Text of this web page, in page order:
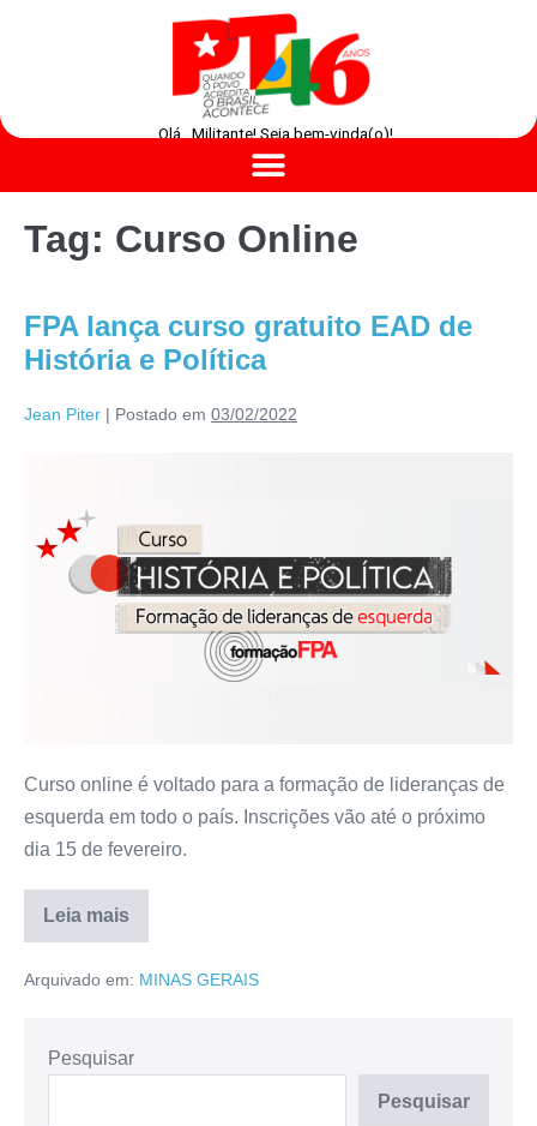
Olá , Militante! Seja bem-vinda(o)!
Tag: Curso Online
FPA lança curso gratuito EAD de
História e Política
Jean Piter | Postado em 03/02/2022
Curso online é voltado para a formação de lideranças de
esquerda em todo o país. Inscrições vão até o próximo
dia 15 de fevereiro.
Leia mais
Arquivado em: MINAS GERAIS
Pesquisar
Pesquisar